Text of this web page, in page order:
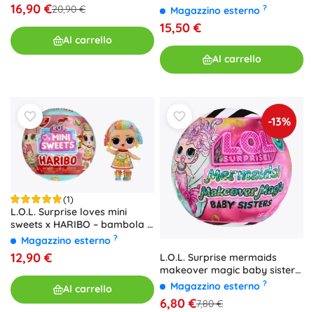
16,90 €20,90 €
Al carrello
Magazzino esterno ?
15,50 €
Al carrello
(1)
L.O.L. Surprise loves mini
sweets x HARIBO – bambola a
sorpresa
Magazzino esterno ?
12,90 €
Al carrello
-13%
L.O.L. Surprise mermaids
makeover magic baby sisters
bambola che cambia colore
Magazzino esterno ?
6,80 €7,80 €